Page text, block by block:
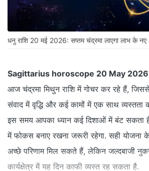
धनु राशि 20 मई 2026: सप्तम चंद्रमा लाएगा लाभ के
Sagittarius horoscope 20 May
आज चंद्रमा मिथुन राशि में गोचर कर रहे हैं,
संवाद में वृद्धि और कई कामों में एक साथ व्यस्तता
इस समय आपका ध्यान कई दिशाओं में बंट सकता
में फोकस बनाए रखना जरूरी रहेगा. सही
अच्छे परिणाम मिल सकते हैं, लेकिन जल्दबाजी
कार्यक्षेत्र में यह दिन काफी व्यस्त रह सकता है.